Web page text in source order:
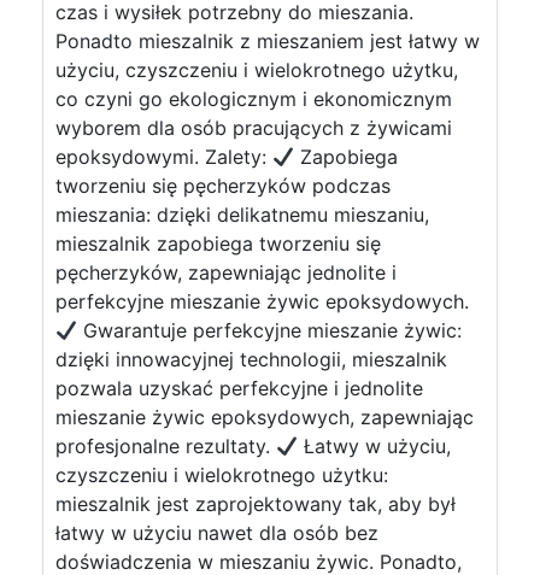
czas i wysiłek potrzebny do mieszania.
Ponadto mieszalnik z mieszaniem jest łatwy w
użyciu, czyszczeniu i wielokrotnego użytku,
co czyni go ekologicznym i ekonomicznym
wyborem dla osób pracujących z żywicami
epoksydowymi. Zalety:
Zapobiega
tworzeniu się pęcherzyków podczas
mieszania: dzięki delikatnemu mieszaniu,
mieszalnik zapobiega tworzeniu się
pęcherzyków, zapewniając jednolite i
perfekcyjne mieszanie żywic epoksydowych.
Gwarantuje perfekcyjne mieszanie żywic:
dzięki innowacyjnej technologii, mieszalnik
pozwala uzyskać perfekcyjne i jednolite
mieszanie żywic epoksydowych, zapewniając
profesjonalne rezultaty.
Łatwy w użyciu,
czyszczeniu i wielokrotnego użytku:
mieszalnik jest zaprojektowany tak, aby był
łatwy w użyciu nawet dla osób bez
doświadczenia w mieszaniu żywic. Ponadto,